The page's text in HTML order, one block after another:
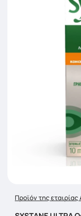
Προϊόν της εταιρίας